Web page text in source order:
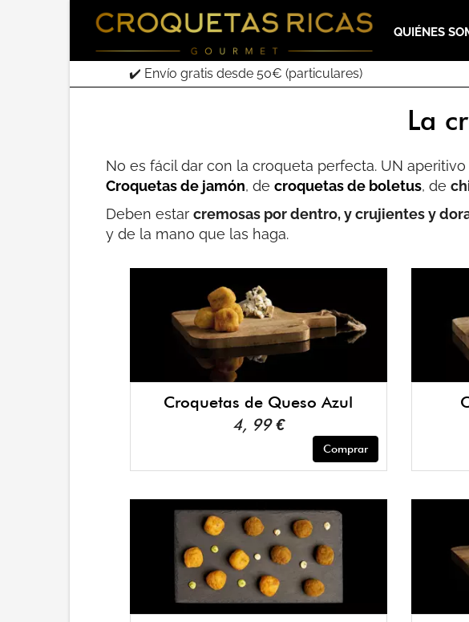
QUIÉNES
✔️ Envío gratis desde 50€ (particulares)
La
No es fácil dar con la croqueta perfecta. UN
Croquetas de jamón, de croquetas de boletus, de
Deben estar cremosas por dentro, y crujientes y
y de la mano que las haga.
Croquetas de Queso Azul
4, 99 €
Comprar